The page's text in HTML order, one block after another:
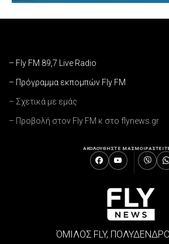
– Fly FM 89,7 Live Radio
– Πρόγραμμα εκπομπών Fly FM
– Σχετικά με εμάς
– Προβολή στον Fly FM κ στο flynews.gr
ΑΚΟΛΟΥΘΗΣΤΕ ΜΑΣ
ΌΜΙΛΟΣ FLY,